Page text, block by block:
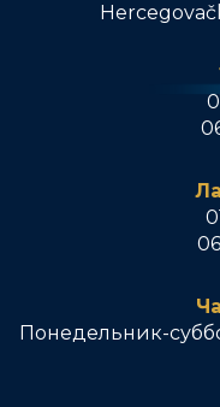
Понедельник-